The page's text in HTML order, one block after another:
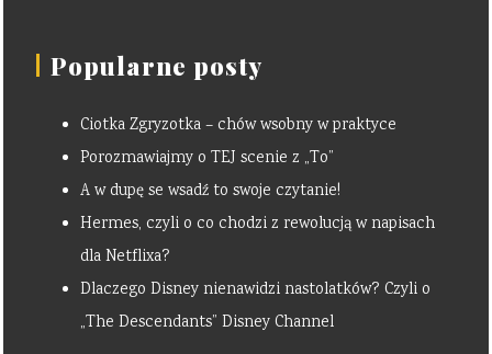
Popularne posty
Ciotka Zgryzotka – chów wsobny w praktyce
Porozmawiajmy o TEJ scenie z „To”
A w dupę se wsadź to swoje czytanie!
Hermes, czyli o co chodzi z rewolucją w napisach
dla Netflixa?
Dlaczego Disney nienawidzi nastolatków? Czyli o
„The Descendants” Disney Channel